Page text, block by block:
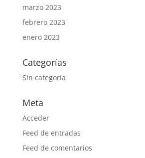
marzo 2023
febrero 2023
enero 2023
Categorías
Sin categoría
Meta
Acceder
Feed de entradas
Feed de comentarios